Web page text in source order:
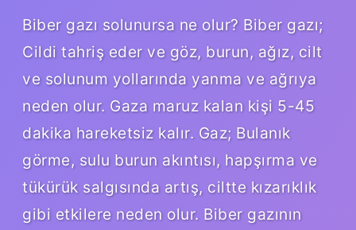
Biber gazı solunursa ne olur? Biber gazı;
Cildi tahriş eder ve göz, burun, ağız, cilt
ve solunum yollarında yanma ve ağrıya
neden olur. Gaza maruz kalan kişi 5-45
dakika hareketsiz kalır. Gaz; Bulanık
görme, sulu burun akıntısı, hapşırma ve
tükürük salgısında artış, ciltte kızarıklık
gibi etkilere neden olur. Biber gazının